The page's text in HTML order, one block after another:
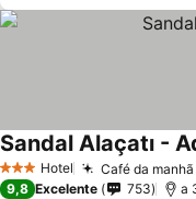
3 EstrelasHotel Café da
Sandal Alaçatı -
9,8 Excelente 753 a